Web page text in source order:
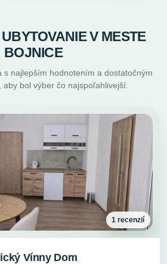
V MESTE
BOJNICE
s najlepším hodnotením a dostatočným
aby bol výber čo najspoľahlivejší.
1 recenzií
Vínny Dom